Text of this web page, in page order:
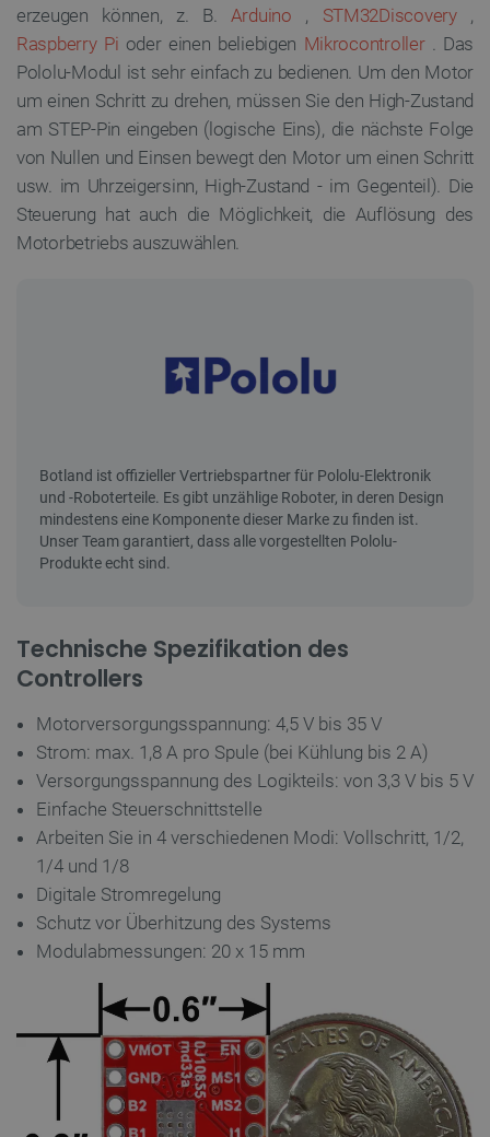
erzeugen können, z. B. Arduino , STM32Discovery,
Raspberry Pi oder einen beliebigen Mikrocontroller. Das
Pololu-Modul ist sehr einfach zu bedienen. Um den Motor
um einen Schritt zu drehen, müssen Sie den High-Zustand
am STEP-Pin eingeben (logische Eins), die nächste Folge
von Nullen und Einsen bewegt den Motor um einen Schritt
usw. im Uhrzeigersinn, High-Zustand - im Gegenteil). Die
Steuerung hat auch die Möglichkeit, die Auflösung des
Motorbetriebs auszuwählen.
Technische Spezifikation des
Controllers
Motorversorgungsspannung: 4,5 V bis 35 V
Strom: max. 1,8 A pro Spule (bei Kühlung bis 2 A)
Versorgungsspannung des Logikteils: von 3,3 V bis 5 V
Einfache Steuerschnittstelle
Arbeiten Sie in 4 verschiedenen Modi: Vollschritt, 1/2,
1/4 und 1/8
Digitale Stromregelung
Schutz vor Überhitzung des Systems
Modulabmessungen: 20 x 15 mm